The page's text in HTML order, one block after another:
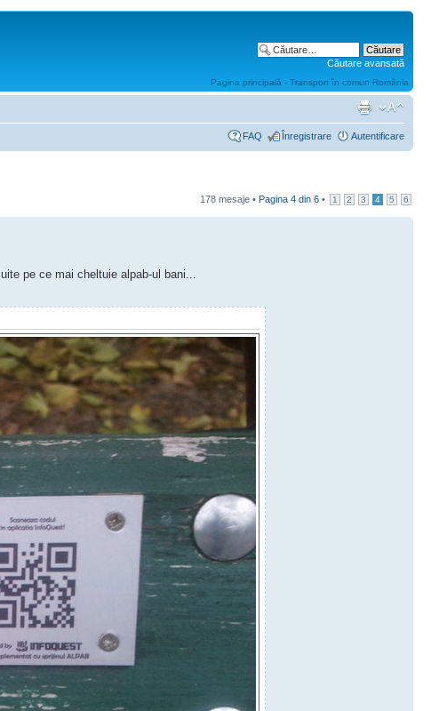
Căutare avansată
Pagina principală - Transport în comun România
FAQ Înregistrare Autentificare
178 mesaje • Pagina 4 din 6 • 1 2 3 4 5 6
uite pe ce mai cheltuie alpab-ul bani...